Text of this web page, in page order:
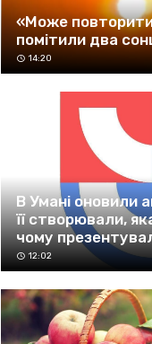
«Може
помітили два
14:20
В Умані оновили
її створювали,
чому
12:02